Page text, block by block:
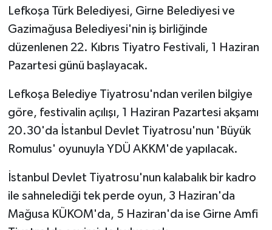
Lefkoşa Türk Belediyesi, Girne Belediyesi ve
Gazimağusa Belediyesi'nin iş birliğinde
düzenlenen 22. Kıbrıs Tiyatro Festivali, 1 Haziran
Pazartesi günü başlayacak.
Lefkoşa Belediye Tiyatrosu'ndan verilen bilgiye
göre, festivalin açılışı, 1 Haziran Pazartesi akşamı
20.30'da İstanbul Devlet Tiyatrosu'nun 'Büyük
Romulus' oyunuyla YDÜ AKKM'de yapılacak.
İstanbul Devlet Tiyatrosu'nun kalabalık bir kadro
ile sahnelediği tek perde oyun, 3 Haziran'da
Mağusa KÜKOM'da, 5 Haziran'da ise Girne Amfi